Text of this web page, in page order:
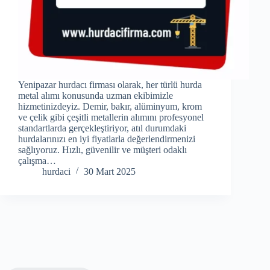
Yenipazar hurdacı firması olarak, her türlü hurda
metal alımı konusunda uzman ekibimizle
hizmetinizdeyiz. Demir, bakır, alüminyum, krom
ve çelik gibi çeşitli metallerin alımını profesyonel
standartlarda gerçekleştiriyor, atıl durumdaki
hurdalarınızı en iyi fiyatlarla değerlendirmenizi
sağlıyoruz. Hızlı, güvenilir ve müşteri odaklı
çalışma…
hurdaci
30 Mart 2025